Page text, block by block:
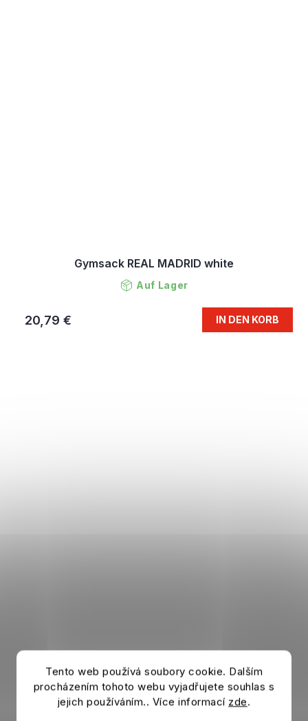
Tento web používá soubory cookie. Dalším
procházením tohoto webu vyjadřujete souhlas s
jejich používáním.. Více informací zde.
Gymsack REAL MADRID white
Auf Lager
20,79 € IN DEN KORB